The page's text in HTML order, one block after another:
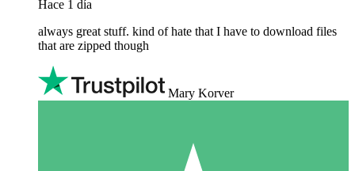
Hace 1 día
always great stuff. kind of hate that I have to download files
that are zipped though
Mary Korver